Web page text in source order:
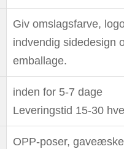
Giv omslagsfarve,
indvendig sidedesign
emballage.
inden for 5-7 dage
Leveringstid 15-30
OPP-poser,